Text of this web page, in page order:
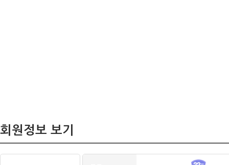
회원정보 보기